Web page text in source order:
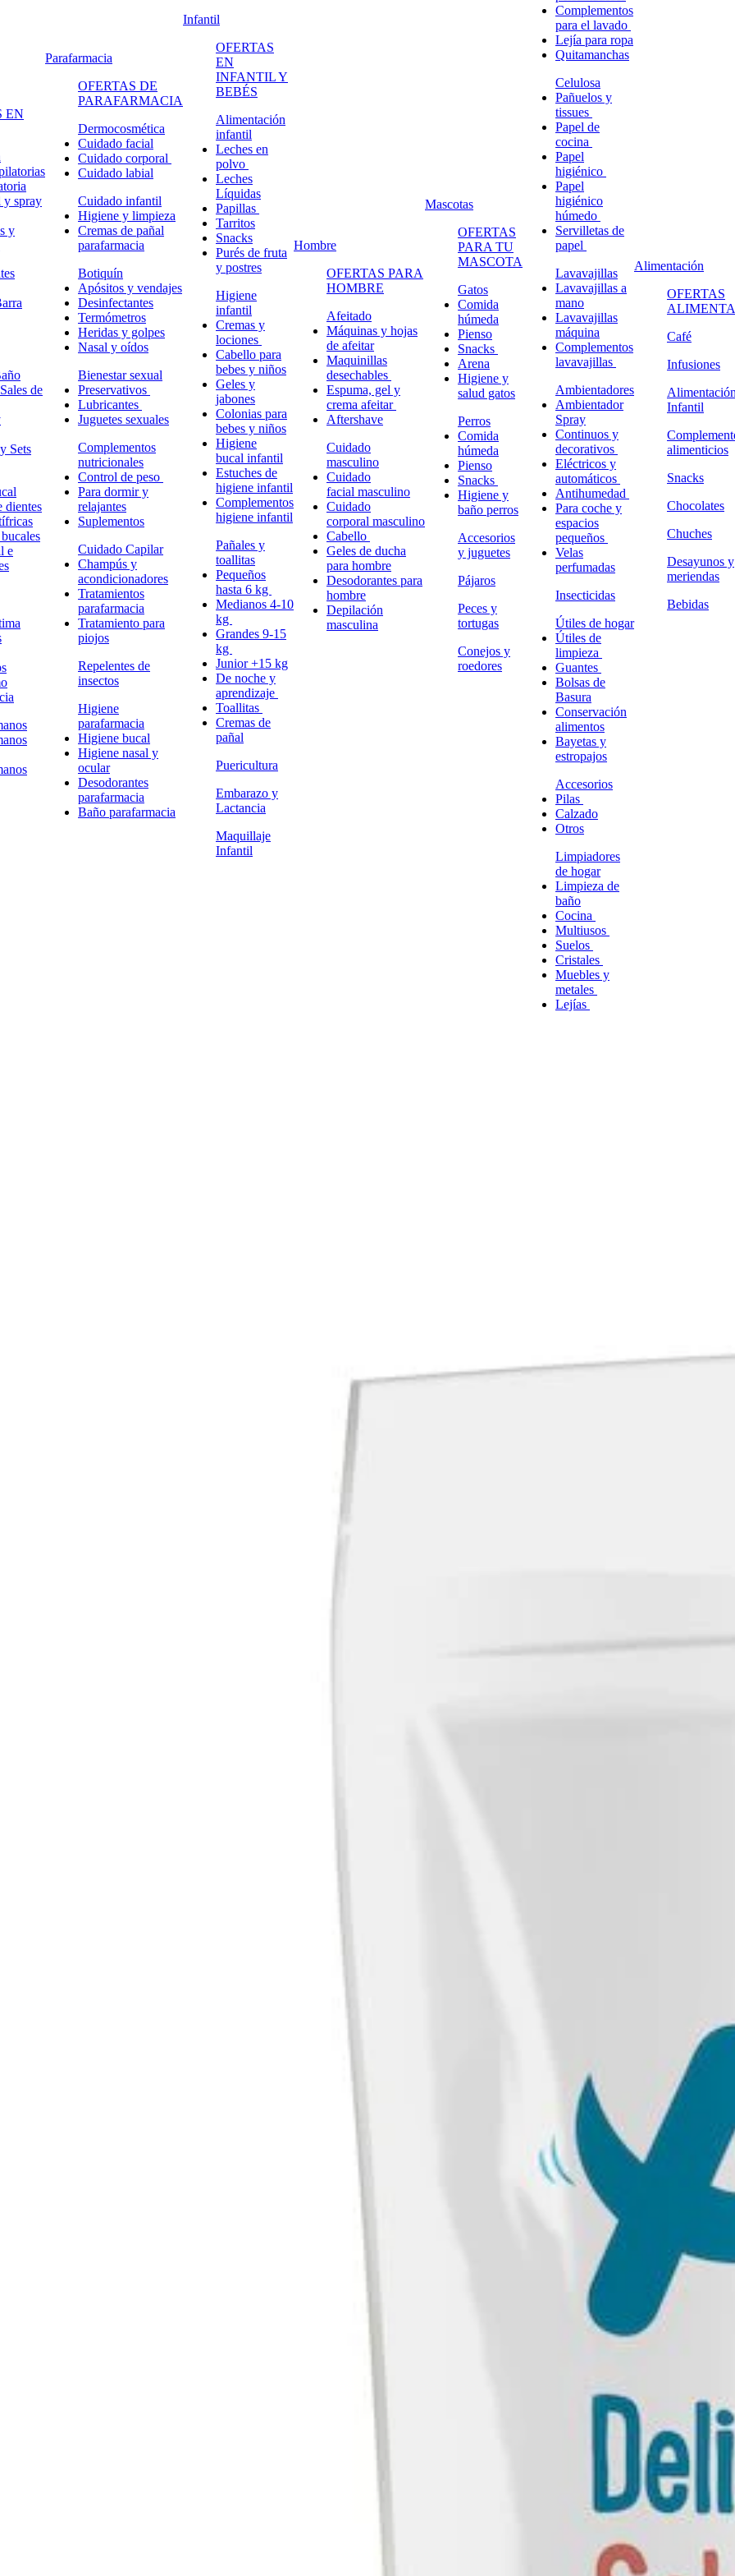
EN
y spray
y
de
Sets
dientes
e
Parafarmacia
OFERTAS DE
PARAFARMACIA
Dermocosmética
Cuidado facial
Cuidado corporal
Cuidado labial
Cuidado infantil
Higiene y limpieza
Cremas de pañal
parafarmacia
Botiquín
Apósitos y vendajes
Desinfectantes
Termómetros
Heridas y golpes
Nasal y oídos
Bienestar sexual
Preservativos
Lubricantes
Juguetes sexuales
Complementos
nutricionales
Control de peso
Para dormir y
relajantes
Suplementos
Cuidado Capilar
Champús y
acondicionadores
Tratamientos
parafarmacia
Tratamiento para
piojos
Repelentes de
insectos
Higiene
parafarmacia
Higiene bucal
Higiene nasal y
ocular
Desodorantes
parafarmacia
Baño parafarmacia
Infantil
OFERTAS
EN
INFANTIL Y
BEBÉS
Alimentación
infantil
Leches en
polvo
Leches
Líquidas
Papillas
Tarritos
Snacks
Purés de fruta
y postres
Higiene
infantil
Cremas y
lociones
Cabello para
bebes y niños
Geles y
jabones
Colonias para
bebes y niños
Higiene
bucal infantil
Estuches de
higiene infantil
Complementos
higiene infantil
Pañales y
toallitas
Pequeños
hasta 6 kg
Medianos 4-10
kg
Grandes 9-15
kg
Junior +15 kg
De noche y
aprendizaje
Toallitas
Cremas de
pañal
Puericultura
Embarazo y
Lactancia
Maquillaje
Infantil
Hombre
OFERTAS PARA
HOMBRE
Afeitado
Máquinas y hojas
de afeitar
Maquinillas
desechables
Espuma, gel y
crema afeitar
Aftershave
Cuidado
masculino
Cuidado
facial masculino
Cuidado
corporal masculino
Cabello
Geles de ducha
para hombre
Desodorantes para
hombre
Depilación
masculina
Mascotas
OFERTAS
PARA TU
MASCOTA
Gatos
Comida
húmeda
Pienso
Snacks
Arena
Higiene y
salud gatos
Perros
Comida
húmeda
Pienso
Snacks
Higiene y
baño perros
Accesorios
y juguetes
Pájaros
Peces y
tortugas
Conejos y
roedores
Complementos
para el lavado
Lejía para ropa
Quitamanchas
Celulosa
Pañuelos y
tissues
Papel de
cocina
Papel
higiénico
Papel
higiénico
húmedo
Servilletas de
papel
Lavavajillas
Lavavajillas a
mano
Lavavajillas
máquina
Complementos
lavavajillas
Ambientadores
Ambientador
Spray
Continuos y
decorativos
Eléctricos y
automáticos
Antihumedad
Para coche y
espacios
pequeños
Velas
perfumadas
Insecticidas
Útiles de hogar
Útiles de
limpieza
Guantes
Bolsas de
Basura
Conservación
alimentos
Bayetas y
estropajos
Accesorios
Pilas
Calzado
Otros
Limpiadores
de hogar
Limpieza de
baño
Cocina
Multiusos
Suelos
Cristales
Muebles y
metales
Lejías
Alimentación
OFERTAS
Café
Infusiones
Infantil
alimenticios
Snacks
Chocolates
Chuches
Desayunos y
meriendas
Bebidas